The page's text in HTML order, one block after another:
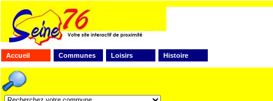
Accueil Communes Loisirs Histoire